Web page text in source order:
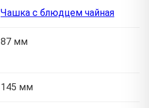
Чашка с блюдцем чайная
87 мм
145 мм